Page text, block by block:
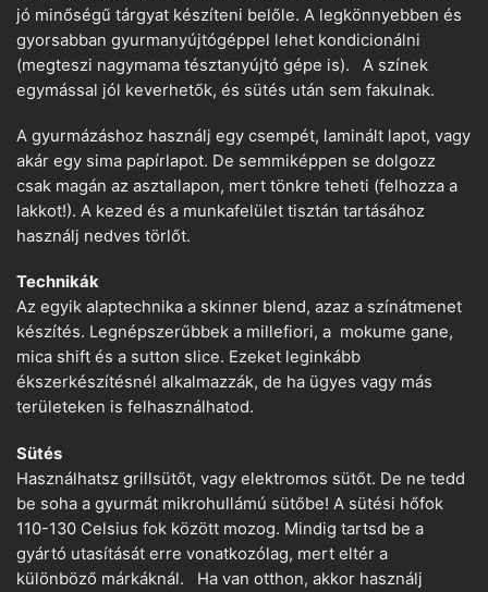
jó minőségű tárgyat készíteni belőle. A legkönnyebben és
gyorsabban gyurmanyújtógéppel lehet kondicionálni
(megteszi nagymama tésztanyújtó gépe is). A színek
egymással jól keverhetők, és sütés után sem fakulnak.
A gyurmázáshoz használj egy csempét, laminált lapot, vagy
akár egy sima papírlapot. De semmiképpen se dolgozz
csak magán az asztallapon, mert tönkre teheti (felhozza a
lakkot!). A kezed és a munkafelület tisztán tartásához
használj nedves törlőt.
Technikák
Az egyik alaptechnika a skinner blend, azaz a színátmenet
készítés. Legnépszerűbbek a millefiori, a mokume gane,
mica shift és a sutton slice. Ezeket leginkább
ékszerkészítésnél alkalmazzák, de ha ügyes vagy más
területeken is felhasználhatod.
Sütés
Használhatsz grillsütőt, vagy elektromos sütőt. De ne tedd
be soha a gyurmát mikrohullámú sütőbe! A sütési hőfok
110-130 Celsius fok között mozog. Mindig tartsd be a
gyártó utasítását erre vonatkozólag, mert eltér a
különböző márkáknál. Ha van otthon, akkor használj